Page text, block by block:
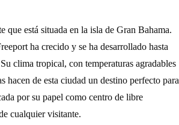
está situada en la isla de Gran Bahama.
ha crecido y se ha desarrollado hasta
clima tropical, con temperaturas agradables
hacen de esta ciudad un destino perfecto para
por su papel como centro de libre
cualquier visitante.